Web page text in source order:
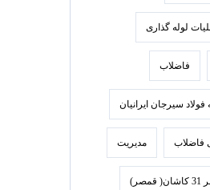
لوله گذاری
فاضلاب
فولاد سيرجان ايرانيان
فاضلاب مدیریت